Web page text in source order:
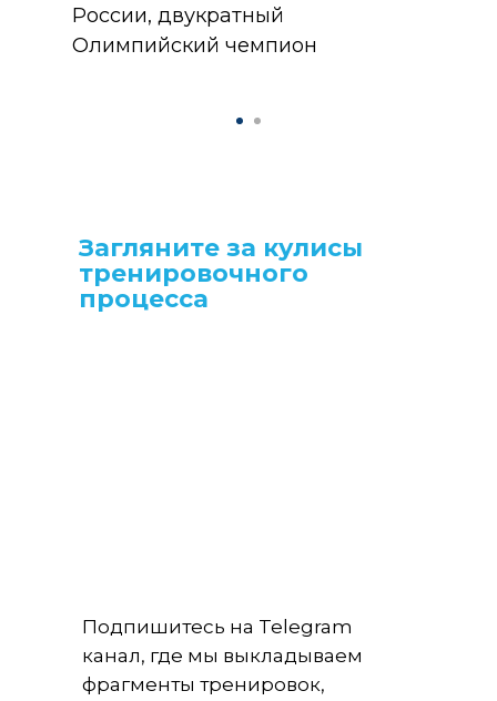
России, двукратный
Олимпийский чемпион
Загляните за кулисы
тренировочного
процесса
Подпишитесь на Telegram
канал, где мы выкладываем
фрагменты тренировок,